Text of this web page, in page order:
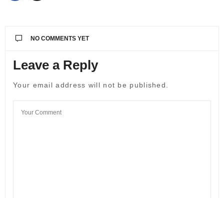
NO COMMENTS YET
Leave a Reply
Your email address will not be published.